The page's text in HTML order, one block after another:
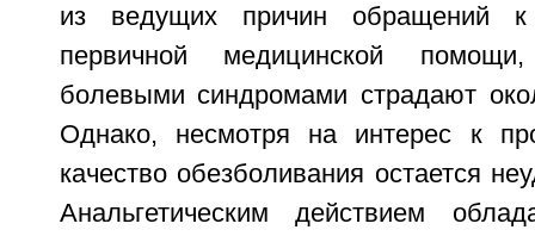
из ведущих причин обращений
первичной медицинской
болевыми синдромами страдают
Однако, несмотря на интерес к
качество обезболивания остается
Анальгетическим действием